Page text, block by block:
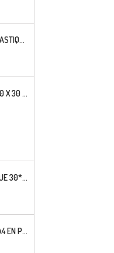
POCHOIR A4 EN PLASTIQUE MYLAR ALPHABET LETTRE TYPO SCIENCE 35 MM
LOT 3 POCHOIRS 30 X 30 CM EN PLASTIQUE MYLAR : ALPHABET COMPLET CABBAGE OMBRE 70 MM
POCHOIR PLASTIQUE 30*21CM : PAPILLONS
POCHOIR LETTRE A4 EN PLASTIQUE MYLAR ALPHABET LETTRES BRODWAY CAPITALES 20 MM